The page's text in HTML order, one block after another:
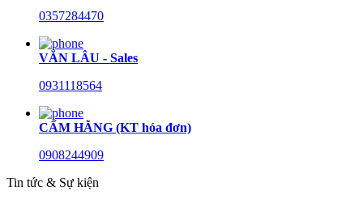
0357284470
VĂN LÂU - Sales
0931118564
CẨM HẰNG (KT hóa đơn)
0908244909
Tin tức & Sự kiện